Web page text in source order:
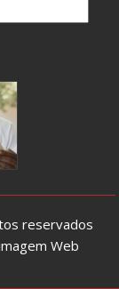
reservados
Web